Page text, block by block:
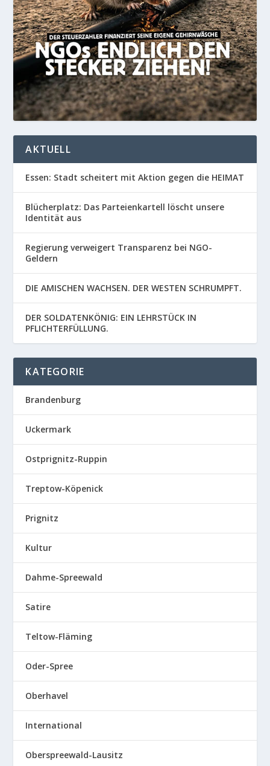
AKTUELL
Essen: Stadt scheitert mit Aktion gegen die HEIMAT
Blücherplatz: Das Parteienkartell löscht unsere
Identität aus
Regierung verweigert Transparenz bei NGO-
Geldern
DIE AMISCHEN WACHSEN. DER WESTEN SCHRUMPFT.
DER SOLDATENKÖNIG: EIN LEHRSTÜCK IN
PFLICHTERFÜLLUNG.
KATEGORIE
Brandenburg
Uckermark
Ostprignitz-Ruppin
Treptow-Köpenick
Prignitz
Kultur
Dahme-Spreewald
Satire
Teltow-Fläming
Oder-Spree
Oberhavel
International
Oberspreewald-Lausitz